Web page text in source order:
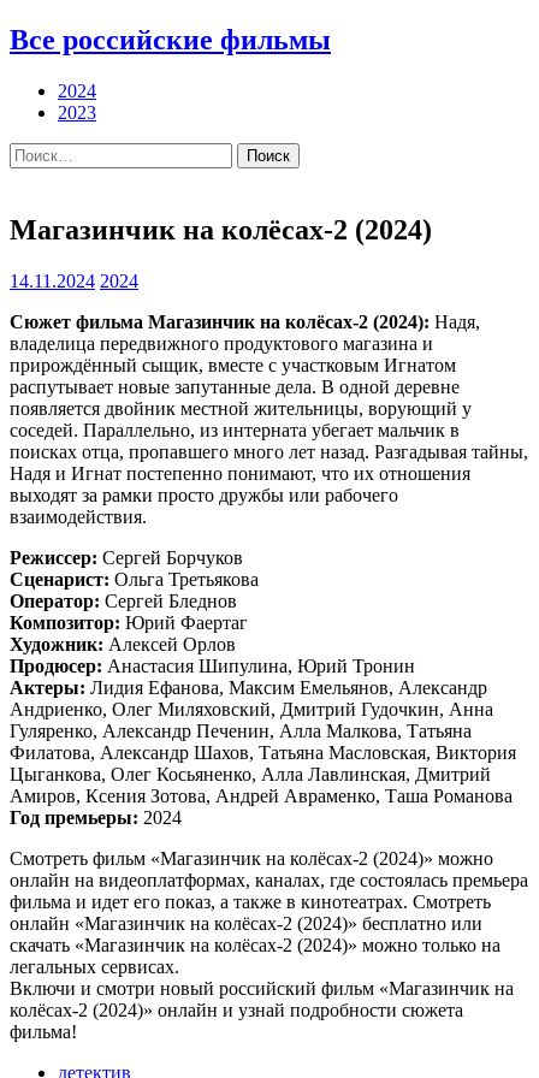
Все российские фильмы
2024
2023
Найти:
Магазинчик на колёсах-2 (2024)
14.11.2024 2024
Сюжет фильма Магазинчик на колёсах-2 (2024): Надя,
владелица передвижного продуктового магазина и
прирождённый сыщик, вместе с участковым Игнатом
распутывает новые запутанные дела. В одной деревне
появляется двойник местной жительницы, ворующий у
соседей. Параллельно, из интерната убегает мальчик в
поисках отца, пропавшего много лет назад. Разгадывая тайны,
Надя и Игнат постепенно понимают, что их отношения
выходят за рамки просто дружбы или рабочего
взаимодействия.
Режиссер: Сергей Борчуков
Сценарист: Ольга Третьякова
Оператор: Сергей Бледнов
Композитор: Юрий Фаертаг
Художник: Алексей Орлов
Продюсер: Анастасия Шипулина, Юрий Тронин
Актеры: Лидия Ефанова, Максим Емельянов, Александр
Андриенко, Олег Миляховский, Дмитрий Гудочкин, Анна
Гуляренко, Александр Печенин, Алла Малкова, Татьяна
Филатова, Александр Шахов, Татьяна Масловская, Виктория
Цыганкова, Олег Косьяненко, Алла Лавлинская, Дмитрий
Амиров, Ксения Зотова, Андрей Авраменко, Таша Романова
Год премьеры: 2024
Смотреть фильм «Магазинчик на колёсах-2 (2024)» можно
онлайн на видеоплатформах, каналах, где состоялась премьера
фильма и идет его показ, а также в кинотеатрах. Смотреть
онлайн «Магазинчик на колёсах-2 (2024)» бесплатно или
скачать «Магазинчик на колёсах-2 (2024)» можно только на
легальных сервисах.
Включи и смотри новый российский фильм «Магазинчик на
колёсах-2 (2024)» онлайн и узнай подробности сюжета
фильма!
детектив